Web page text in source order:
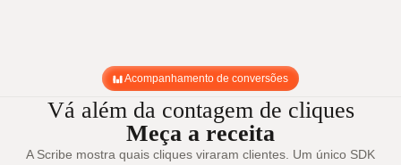
Acompanhamento de conversões
Vá além da contagem de cliques
Meça a receita
A Scribe mostra quais cliques viraram clientes. Um único SDK